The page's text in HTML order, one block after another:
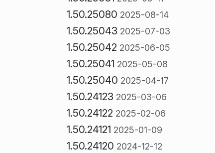
1.50.25080 2025-08-14
1.50.25043 2025-07-03
1.50.25042 2025-06-05
1.50.25041 2025-05-08
1.50.25040 2025-04-17
1.50.24123 2025-03-06
1.50.24122 2025-02-06
1.50.24121 2025-01-09
1.50.24120 2024-12-12